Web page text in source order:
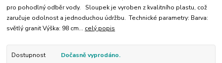
pro pohodlný odběr vody. Sloupek je vyroben z kvalitního plastu, což
zaručuje odolnost a jednoduchou údržbu. Technické parametry: Barva:
světlý granit Výška: 98 cm... celý popis
Dostupnost Dočasně vyprodáno.